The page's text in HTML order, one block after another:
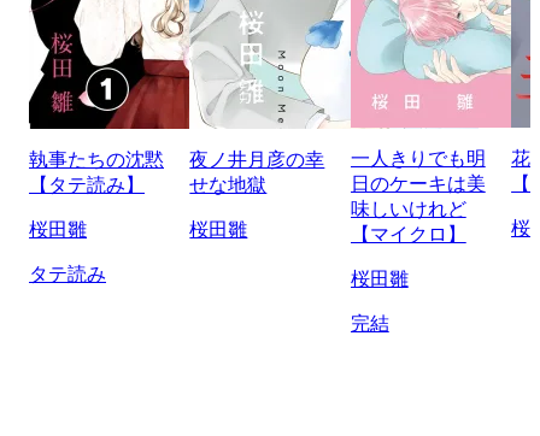
執事たちの沈黙
【タテ読み】
桜田雛
タテ読み
夜ノ井月彦の幸
せな地獄
桜田雛
一人きりでも明
日のケーキは美
味しいけれど
【マイクロ】
桜田雛
完結
花
桜